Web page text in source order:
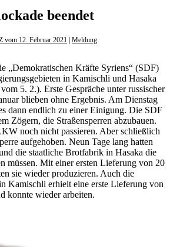
beendet
vom 12. Februar 2021 Meldung
„Demokratischen Kräfte Syriens“ (SDF)
in Kamischli und Hasaka
5. 2.). Erste Gespräche unter russischer
blieben ohne Ergebnis. Am Dienstag
dann endlich zu einer Einigung. Die SDF
Zögern, die Straßensperren abzubauen.
noch nicht passieren. Aber schließlich
aufgehoben. Neun Tage lang hatten
die staatliche Brotfabrik in Hasaka die
müssen. Mit einer ersten Lieferung von 20
sie wieder produzieren. Auch die
Kamischli erhielt eine erste Lieferung von
konnte wieder arbeiten.